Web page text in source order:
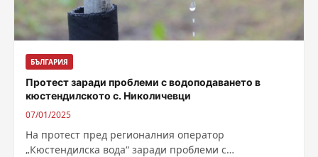
БЪЛГАРИЯ
Протест заради проблеми с водоподаването в
кюстендилското с. Николичевци
07/01/2025
На протест пред регионалния оператор
„Кюстендилска вода“ заради проблеми с